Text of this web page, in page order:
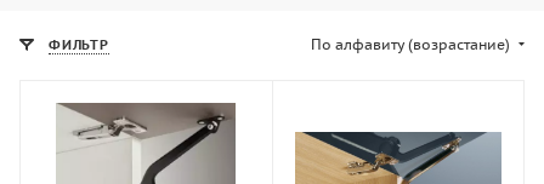
ФИЛЬТР По алфавиту (возрастание)